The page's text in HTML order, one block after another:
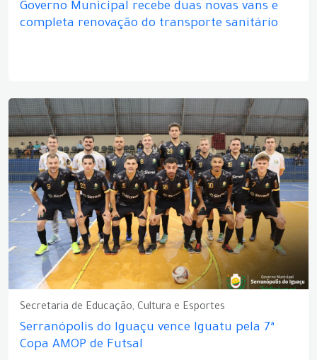
Governo Municipal recebe duas novas vans e
completa renovação do transporte sanitário
Secretaria de Educação, Cultura e Esportes
Serranópolis do Iguaçu vence Iguatu pela 7ª
Copa AMOP de Futsal